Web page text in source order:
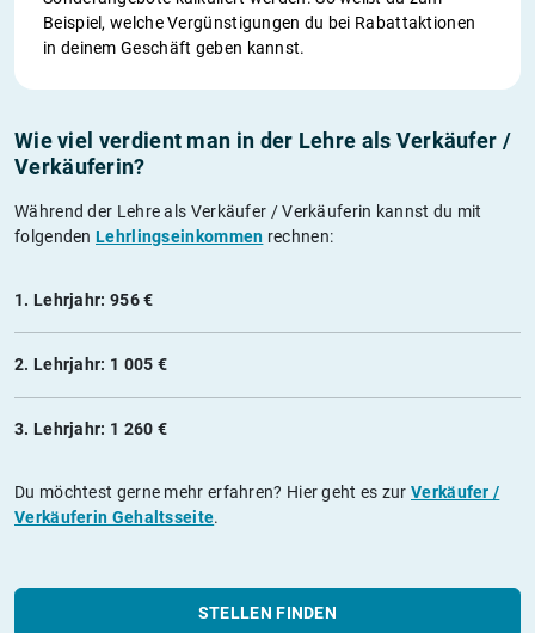
Beispiel, welche Vergünstigungen du bei Rabattaktionen
in deinem Geschäft geben kannst.
Wie viel verdient man in der Lehre als Verkäufer /
Verkäuferin?
Während der Lehre als Verkäufer / Verkäuferin kannst du mit
folgenden Lehrlingseinkommen rechnen:
1. Lehrjahr: 956 €
2. Lehrjahr: 1 005 €
3. Lehrjahr: 1 260 €
Du möchtest gerne mehr erfahren? Hier geht es zur Verkäufer /
Verkäuferin Gehaltsseite.
STELLEN FINDEN